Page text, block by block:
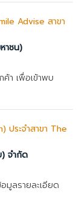
Advise สาขา
าชน)
า เพื่อเข้าพบ
ประจำสาขา The
) จำกัด
มูลรายละเอียด